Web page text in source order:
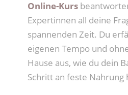
Online-Kurs
Expertinnen all deine
spannenden Zeit. Du
eigenen Tempo und
Hause aus, wie du dein
Schritt an feste Nahrung